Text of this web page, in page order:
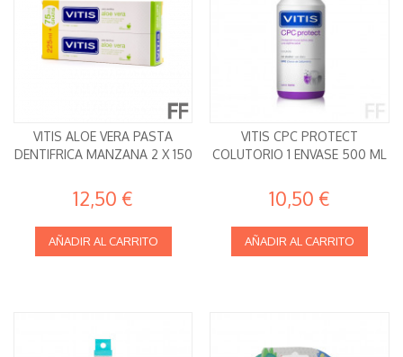
VITIS ALOE VERA PASTA
DENTIFRICA MANZANA 2 X 150
12,50 €
AÑADIR AL CARRITO
VITIS CPC PROTECT
COLUTORIO 1 ENVASE 500 ML
10,50 €
AÑADIR AL CARRITO